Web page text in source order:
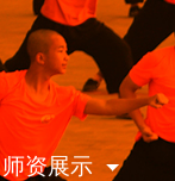
师资展示